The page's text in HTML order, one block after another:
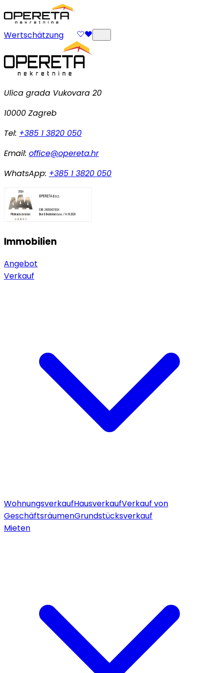
Wertschätzung
Ulica grada Vukovara 20
10000 Zagreb
Tel: +385 1 3820 050
Email: office@opereta.hr
WhatsApp: +385 1 3820 050
Immobilien
Angebot
Verkauf
WohnungsverkaufHausverkaufVerkauf von
GeschäftsräumenGrundstücksverkauf
Mieten